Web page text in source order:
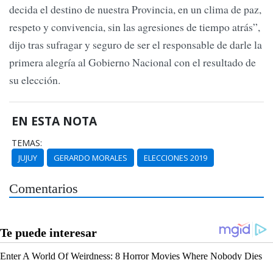
decida el destino de nuestra Provincia, en un clima de paz,
respeto y convivencia, sin las agresiones de tiempo atrás”,
dijo tras sufragar y seguro de ser el responsable de darle la
primera alegría al Gobierno Nacional con el resultado de
su elección.
EN ESTA NOTA
TEMAS:
JUJUY GERARDO MORALES ELECCIONES 2019
Comentarios